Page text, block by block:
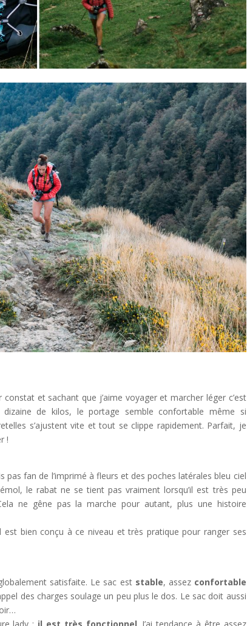
constat et sachant que j’aime voyager et marcher léger c’est
de kilos, le portage semble confortable même si
s’ajustent vite et tout se clippe rapidement. Parfait, je
!
pas fan de l’imprimé à fleurs et des poches latérales bleu ciel
le rabat ne se tient pas vraiment lorsqu’il est très peu
ne gêne pas la marche pour autant, plus une histoire
est bien conçu à ce niveau et très pratique pour ranger ses
satisfaite. Le sac est stable, assez confortable
des charges soulage un peu plus le dos. Le sac doit aussi